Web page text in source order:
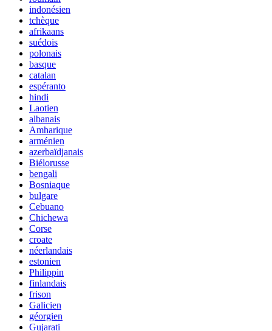
indonésien
tchèque
afrikaans
suédois
polonais
basque
catalan
espéranto
hindi
Laotien
albanais
Amharique
arménien
azerbaïdjanais
Biélorusse
bengali
Bosniaque
bulgare
Cebuano
Chichewa
Corse
croate
néerlandais
estonien
Philippin
finlandais
frison
Galicien
géorgien
Gujarati